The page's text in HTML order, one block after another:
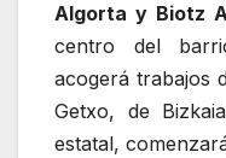
Algorta y Biotz
centro del
acogerá trabajos
Getxo, de
estatal,